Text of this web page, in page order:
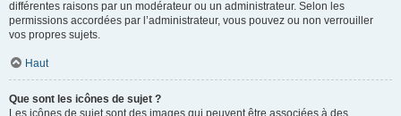
différentes raisons par un modérateur ou un administrateur. Selon les
permissions accordées par l’administrateur, vous pouvez ou non verrouiller
vos propres sujets.
Haut
Que sont les icônes de sujet ?
Les icônes de sujet sont des images qui peuvent être associées à des